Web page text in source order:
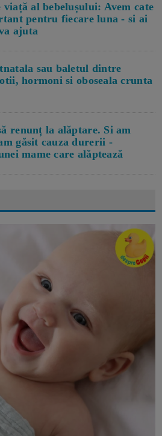
al bebelușului: Avem cate
pentru fiecare luna - si ai
ajuta
sau baletul dintre
hormoni si oboseala crunta
renunț la alăptare. Si am
găsit cauza durerii -
mame care alăptează